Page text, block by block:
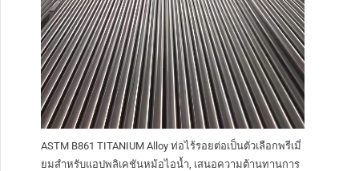
ASTM B861 TITANIUM Alloy ท่อไร้รอยต่อเป็นตัวเลือกพรีเมี่
ยมสำหรับแอปพลิเคชันหม้อไอน้ำ, เสนอความต้านทานการ